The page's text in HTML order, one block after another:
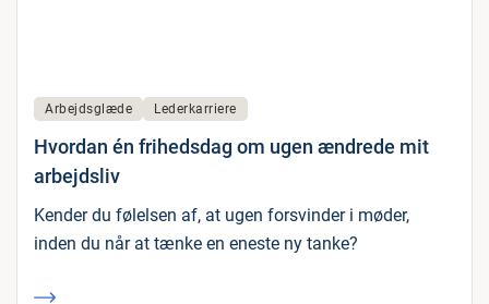
Arbejdsglæde Lederkarriere
Hvordan én frihedsdag om ugen ændrede mit
arbejdsliv
Kender du følelsen af, at ugen forsvinder i møder,
inden du når at tænke en eneste ny tanke?